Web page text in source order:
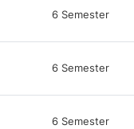
6 Semester
6 Semester
6 Semester